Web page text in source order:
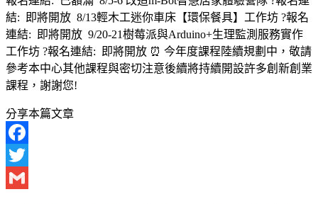
結: 即將開放 8/13輕木工迷你車床【環保餐具】工作坊 ?報名
連結: 即將開放 9/20-21樹莓派與Arduino+生理監測服務實作
工作坊 ?報名連結: 即將開放 ⏰ 今年度課程陸續規劃中，敬請
參考本中心其他課程與密切注意後續將持續開設許多創新創業
課程，謝謝您!
分享本篇文章
Facebook
Twitter